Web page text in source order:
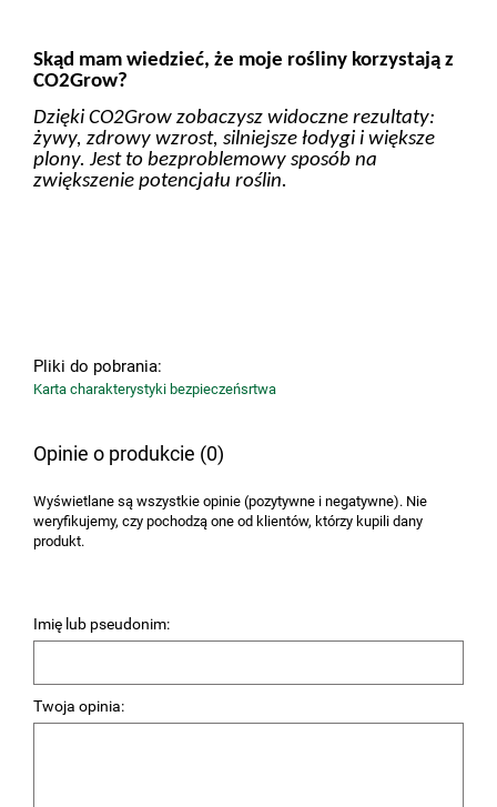
Skąd mam wiedzieć, że moje rośliny korzystają z
CO2Grow?
Dzięki CO2Grow zobaczysz widoczne rezultaty:
żywy, zdrowy wzrost, silniejsze łodygi i większe
plony. Jest to bezproblemowy sposób na
zwiększenie potencjału roślin.
Pliki do pobrania:
Karta charakterystyki bezpieczeńsrtwa
Opinie o produkcie (0)
Wyświetlane są wszystkie opinie (pozytywne i negatywne). Nie
weryfikujemy, czy pochodzą one od klientów, którzy kupili dany
produkt.
Imię lub pseudonim:
Twoja opinia: